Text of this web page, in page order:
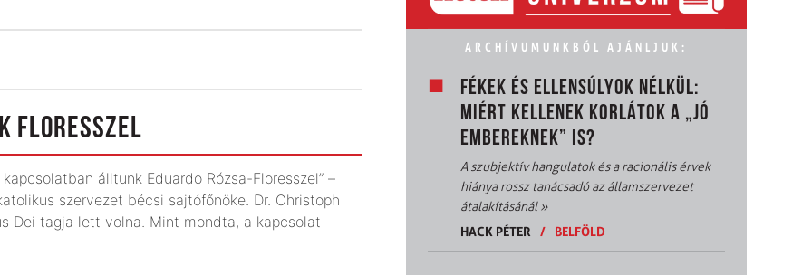
FLORESSZEL
álltunk Eduardo Rózsa-Floresszel” –
szervezet bécsi sajtófőnöke. Dr. Christoph
Dei tagja lett volna. Mint mondta, a kapcsolat
ARCHÍVUMUNKBÓL AJÁNLJUK:
FÉKEK ÉS ELLENSÚLYOK NÉLKÜL:
MIÉRT KELLENEK KORLÁTOK A „JÓ
EMBEREKNEK” IS?
A szubjektív hangulatok és a racionális érvek
hiánya rossz tanácsadó az államszervezet
átalakításánál»
HACK PÉTER
/ BELFÖLD